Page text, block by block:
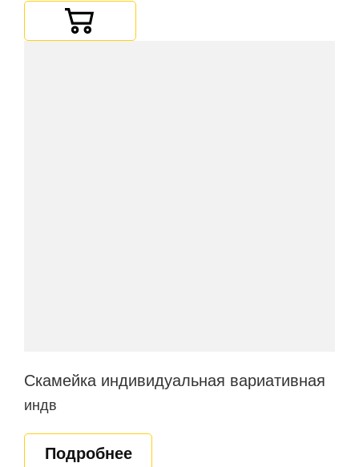
Скамейка индивидуальная вариативная
индв
Подробнее